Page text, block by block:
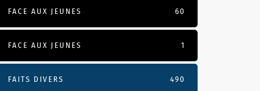
FACE AUX JEUNES 60
FACE AUX JEUNES 1
FAITS DIVERS 490